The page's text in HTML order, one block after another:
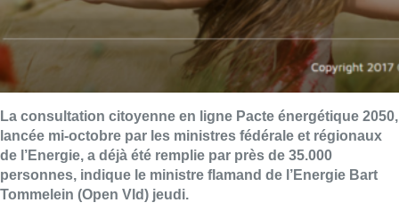
La consultation citoyenne en ligne Pacte énergétique 2050,
lancée mi-octobre par les ministres fédérale et régionaux
de l’Energie, a déjà été remplie par près de 35.000
personnes, indique le ministre flamand de l’Energie Bart
Tommelein (Open Vld) jeudi.